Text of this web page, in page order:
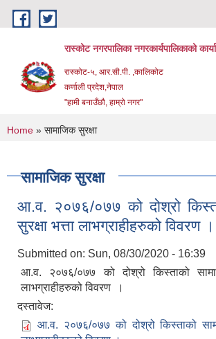
Skip to main content
रास्कोट नगरपालिका नगरकार्यपालिकाको
रास्कोट-५, आर.सी.पी. ,कालिकोट
कर्णाली प्रदेश,नेपाल
"हामी बनाउँछौ, हाम्रो नगर"
You are here
Home » सामाजिक सुरक्षा
सामाजिक सुरक्षा
आ.व. २०७६/०७७ को दोश्रो
सुरक्षा भत्ता लाभग्राहीहरुको विवरण ।
Submitted on: Sun, 08/30/2020 - 16:39
आ.व. २०७६/०७७ को दोश्रो किस्ताको
लाभग्राहीहरुको विवरण ।
दस्तावेज:
आ.व. २०७६/०७७ को दोश्रो किस्ताको